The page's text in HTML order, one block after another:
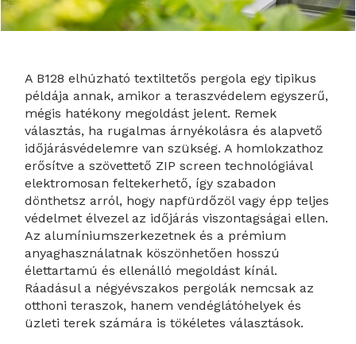
A B128 elhúzható textiltetős pergola egy tipikus
példája annak, amikor a teraszvédelem egyszerű,
mégis hatékony megoldást jelent. Remek
választás, ha rugalmas árnyékolásra és alapvető
időjárásvédelemre van szükség. A homlokzathoz
erősítve a szövettető ZIP screen technológiával
elektromosan feltekerhető, így szabadon
dönthetsz arról, hogy napfürdőzöl vagy épp teljes
védelmet élvezel az időjárás viszontagságai ellen.
Az alumíniumszerkezetnek és a prémium
anyaghasználatnak köszönhetően hosszú
élettartamú és ellenálló megoldást kínál.
Ráadásul a négyévszakos pergolák nemcsak az
otthoni teraszok, hanem vendéglátóhelyek és
üzleti terek számára is tökéletes választások.